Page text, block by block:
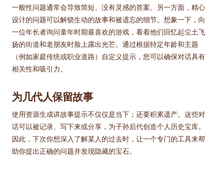
一般性问题通常会导致简短、没有灵感的答案。另一方面，精心
设计的问题可以解锁生动的故事和被遗忘的细节。想象一下，向
一位年长者询问童年时期最喜欢的游戏，看着他们回忆起尘土飞
扬的街道和老朋友时脸上露出光芒。通过根据特定年龄和主题
（例如家庭传统或职业道路）自定义提示，您可以确保对话具有
相关性和吸引力。
为几代人保留故事
使用资源生成讲故事提示不仅仅是当下；还要积累遗产。这些对
话可以被记录、写下来或分享，为子孙后代创造个人历史宝库。
因此，下次你想深入了解某人的过去时，让一个专门的工具来帮
助你提出正确的问题并发现隐藏的宝石。